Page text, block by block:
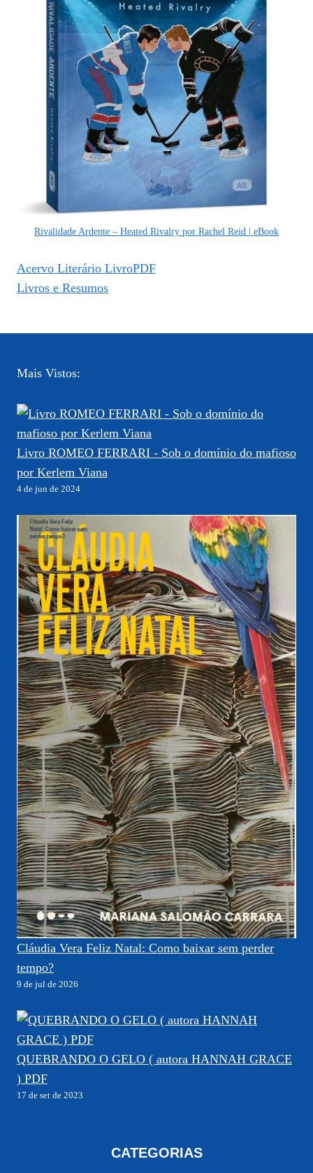
Rivalidade Ardente – Heated Rivalry por Rachel Reid | eBook
Acervo Literário LivroPDF
Livros e Resumos
Mais Vistos:
Livro ROMEO FERRARI - Sob o domínio do mafioso
por Kerlem Viana
4 de jun de 2024
Cláudia Vera Feliz Natal: Como baixar sem perder
tempo?
9 de jul de 2026
QUEBRANDO O GELO ( autora HANNAH GRACE
) PDF
17 de set de 2023
CATEGORIAS